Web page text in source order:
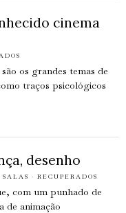
cinema
os grandes temas de
traços psicológicos
desenho
SALAS · RECUPERADOS
com um punhado de
de animação